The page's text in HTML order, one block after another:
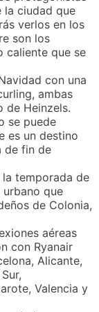
la ciudad que
verlos en los
son los
caliente que se
con una
ambas
de Heinzels.
se puede
es un destino
de fin de
temporada de
que
de Colonia,
aéreas
con Ryanair
Alicante,
Valencia y